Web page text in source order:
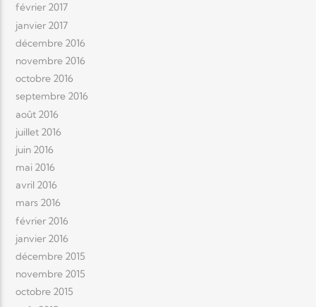
février 2017
janvier 2017
décembre 2016
novembre 2016
octobre 2016
septembre 2016
août 2016
juillet 2016
juin 2016
mai 2016
avril 2016
mars 2016
février 2016
janvier 2016
décembre 2015
novembre 2015
octobre 2015